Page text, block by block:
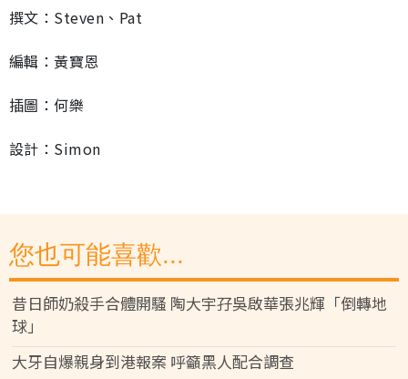
撰文：Steven、Pat
編輯：黃寶恩
插圖：何樂
設計：Simon
您也可能喜歡...
昔日師奶殺手合體開騷 陶大宇孖吳啟華張兆輝「倒轉地
球」
大牙自爆親身到港報案 呼籲黑人配合調查